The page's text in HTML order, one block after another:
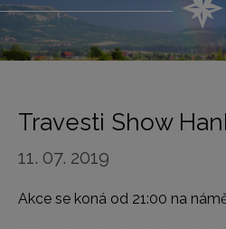
Travesti Show
11. 07. 2019
Akce se koná od 21:00 na